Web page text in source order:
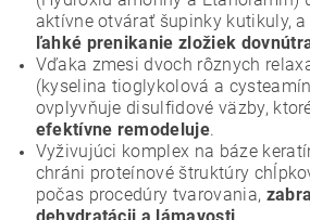
aktívne otvárať šupinky kutikuly,
ľahké prenikanie zložiek
Vďaka zmesi dvoch rôznych
(kyselina tioglykolová a
ovplyvňuje disulfidové väzby,
efektívne remodeluje.
Vyživujúci komplex na báze
chráni proteínové štruktúry
počas procedúry tvarovania,